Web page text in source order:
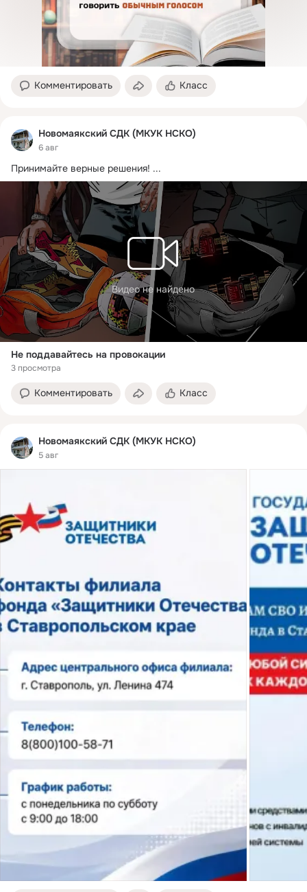
Комментировать Класс
Новомаякский СДК (МКУК НСКО)
6 авг
Принимайте верные решения! ...
Видео не найдено
Не поддавайтесь на провокации
3 просмотра
Комментировать Класс
Новомаякский СДК (МКУК НСКО)
5 авг